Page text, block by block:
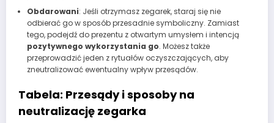
Obdarowani: Jeśli otrzymasz zegarek, staraj się nie
odbierać go w sposób przesadnie symboliczny. Zamiast
tego, podejdź do prezentu z otwartym umysłem i intencją
pozytywnego wykorzystania go. Możesz także
przeprowadzić jeden z rytuałów oczyszczających, aby
zneutralizować ewentualny wpływ przesądów.
Tabela: Przesądy i sposoby na
neutralizację zegarka